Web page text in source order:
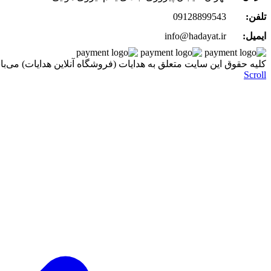
تلفن:
09128899543
ایمیل:
info@hadayat.ir
کليه حقوق اين سايت متعلق به هدایات (فروشگاه آنلاین هدایات)
Scroll